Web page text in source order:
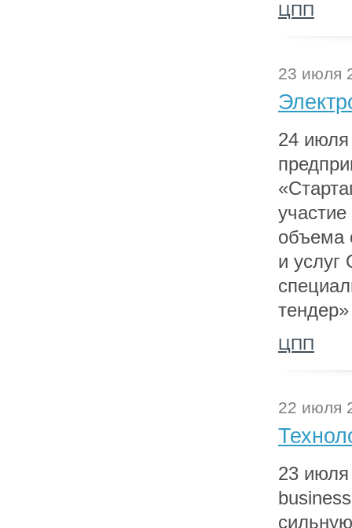
ЦПП
23 июля
24
объема
и услуг
ЦПП
22 июля
23